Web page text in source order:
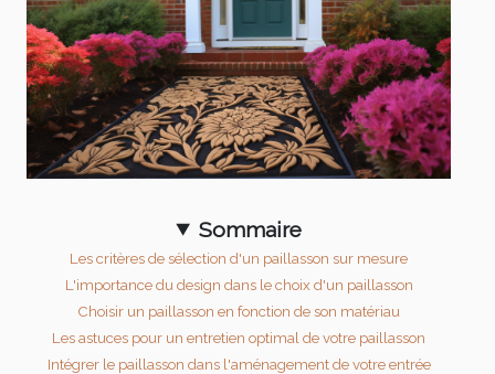
Sommaire
Les critères de sélection d'un paillasson sur mesure
L'importance du design dans le choix d'un paillasson
Choisir un paillasson en fonction de son matériau
Les astuces pour un entretien optimal de votre paillasson
Intégrer le paillasson dans l'aménagement de votre entrée